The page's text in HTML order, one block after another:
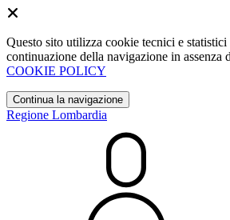
Questo sito utilizza cookie tecnici e
continuazione della navigazione in
COOKIE POLICY
Continua la navigazione
Regione Lombardia